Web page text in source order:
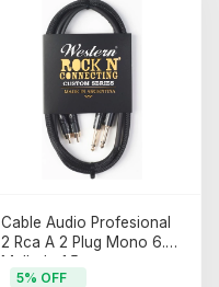
Cable Audio Profesional
2 Rca A 2 Plug Mono 6.5
Mallado 1.5m
5% OFF